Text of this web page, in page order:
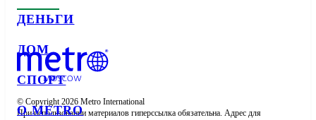
ДЕНЬГИ
ДОМ
СПОРТ
О METRO
© Copyright 2026 Metro International
При использовании материалов гиперссылка обязательна. Адрес для